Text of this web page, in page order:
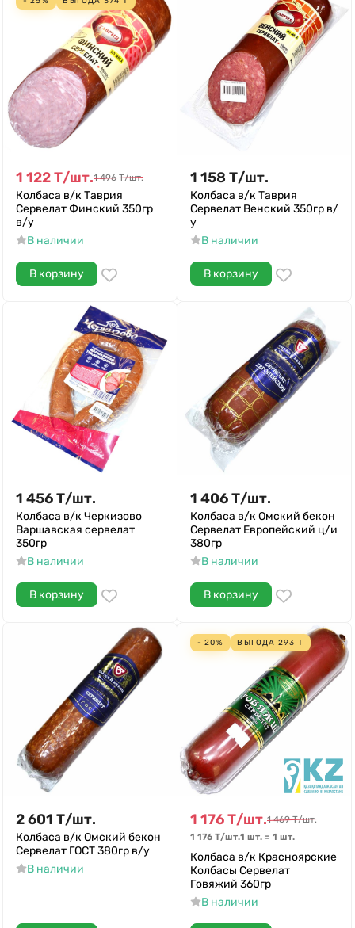
1 122Т/шт.1 496 Т/шт.
Колбаса в/к Таврия
Сервелат Финский 350гр
в/у
В наличии
В корзину
1 158 Т/шт.
Колбаса в/к Таврия
Сервелат Венский 350гр в/
у
В наличии
В корзину
1 456Т/шт.
Колбаса в/к Черкизово
Варшавская сервелат
350гр
В наличии
В корзину
1 406Т/шт.
Колбаса в/к Омский бекон
Сервелат Европейский ц/и
380гр
В наличии
В корзину
2 601 Т/шт.
Колбаса в/к Омский бекон
Сервелат ГОСТ 380гр в/у
В наличии
- 20% ВЫГОДА 293 Т
1 176Т/шт.1 469 Т/шт.
1 176 Т/шт.1 шт. = 1 шт.
Колбаса в/к Красноярские
Колбасы Сервелат
Говяжий 360гр
В наличии